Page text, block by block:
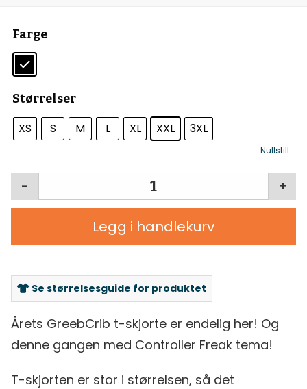
Farge
Størrelser
XS S M L XL XXL 3XL
Nullstill
+
-
Legg i handlekurv
Se størrelsesguide for produktet
Årets GreebCrib t-skjorte er endelig her! Og
denne gangen med Controller Freak tema!
T-skjorten er stor i størrelsen, så det